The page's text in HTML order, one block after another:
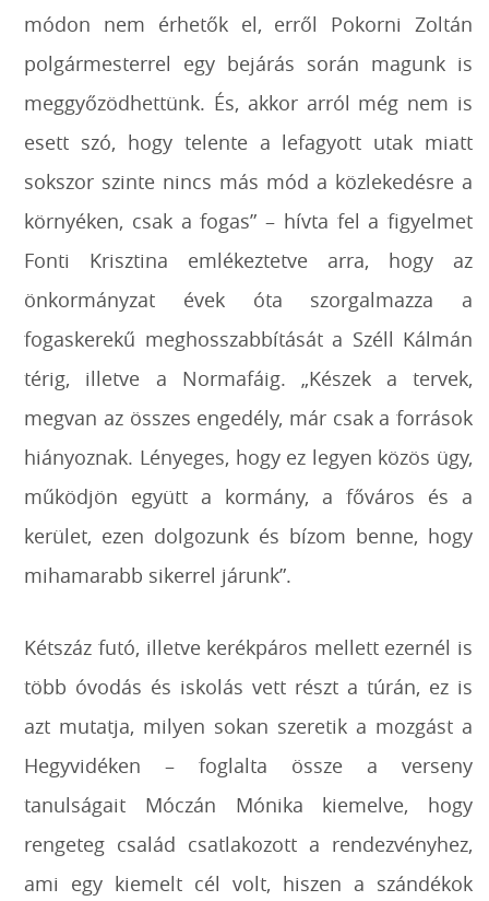
módon nem érhetők el, erről Pokorni Zoltán
polgármesterrel egy bejárás során magunk is
meggyőzödhettünk. És, akkor arról még nem is
esett szó, hogy telente a lefagyott utak miatt
sokszor szinte nincs más mód a közlekedésre a
környéken, csak a fogas” – hívta fel a figyelmet
Fonti Krisztina emlékeztetve arra, hogy az
önkormányzat évek óta szorgalmazza a
fogaskerekű meghosszabbítását a Széll Kálmán
térig, illetve a Normafáig. „Készek a tervek,
megvan az összes engedély, már csak a források
hiányoznak. Lényeges, hogy ez legyen közös ügy,
működjön együtt a kormány, a főváros és a
kerület, ezen dolgozunk és bízom benne, hogy
mihamarabb sikerrel járunk”.
Kétszáz futó, illetve kerékpáros mellett ezernél is
több óvodás és iskolás vett részt a túrán, ez is
azt mutatja, milyen sokan szeretik a mozgást a
Hegyvidéken – foglalta össze a verseny
tanulságait Móczán Mónika kiemelve, hogy
rengeteg család csatlakozott a rendezvényhez,
ami egy kiemelt cél volt, hiszen a szándékok